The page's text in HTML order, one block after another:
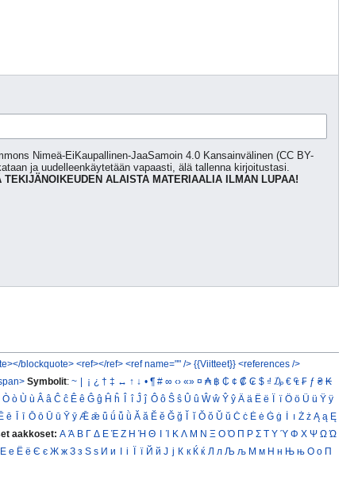
Nimeä-EiKaupallinen-JaaSamoin 4.0 Kansainvälinen (CC BY-
ja uudelleenkäytetään vapaasti, älä tallenna kirjoitustasi.
TEKIJÄNOIKEUDEN ALAISTA MATERIAALIA ILMAN LUPAA!
blockquote> <ref></ref> <ref name="" /> {{Viitteet}} <references />
Symbolit: ~ | ¡ ¿ † ‡ ↔ ↑ ↓ • ¶ # ∞ ‹› «» ¤ ₳ ฿ ₵ ¢ ₡ ₢ $ ₫ ₯ € ₠ ₣ ƒ ₴ ₭
Ò ò Ù ù Â â Ĉ ĉ Ê ê Ĝ ĝ Ĥ ĥ Î î Ĵ ĵ Ô ô Ŝ ŝ Û û Ŵ ŵ Ŷ ŷ Ä ä Ë ë Ï ï Ö ö Ü ü Ÿ ÿ
ē Ī ī Ō ō Ū ū Ȳ ȳ Ǣ ǣ ǖ ǘ ǚ ǜ Ă ă Ĕ ĕ Ğ ğ Ĭ ĭ Ŏ ŏ Ŭ ŭ Ċ ċ Ė ė Ġ ġ İ ı Ż ż Ą ą Ę
aakkoset: Α Ά Β Γ Δ Ε Έ Ζ Η Ή Θ Ι Ί Κ Λ Μ Ν Ξ Ο Ό Π Ρ Σ Τ Υ Ύ Φ Χ Ψ Ω Ώ
Е е Ё ё Є є Ж ж З з Ѕ ѕ И и І і Ї ї Й й Ј ј К к Ќ ќ Л л Љ љ М м Н н Њ њ О о П